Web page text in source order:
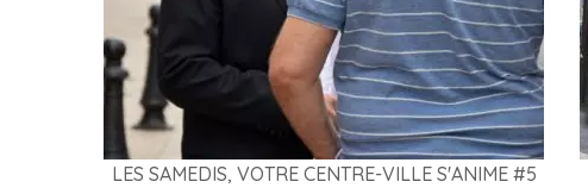
LES SAMEDIS, VOTRE CENTRE-VILLE S'ANIME #5